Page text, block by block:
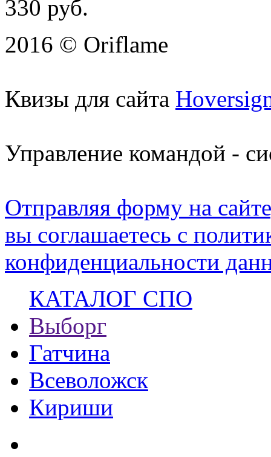
330 руб.
2016 © Oriflame
Квизы для сайта
Управление командой -
Отправляя форму на
вы соглашаетесь с
конфиденциальности
КАТАЛОГ СПО
Выборг
Гатчина
Всеволожск
Кириши